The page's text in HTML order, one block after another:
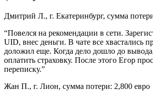
Дмитрий Л., г. Екатеринбург, сумма
“Повелся на рекомендации в сети.
UID, внес деньги. В чате все хвастались
доложил еще. Когда дело дошло до
оплатить страховку. После этого Егор
переписку.”
Жан П., г. Лион, сумма потери: 2,800 евро